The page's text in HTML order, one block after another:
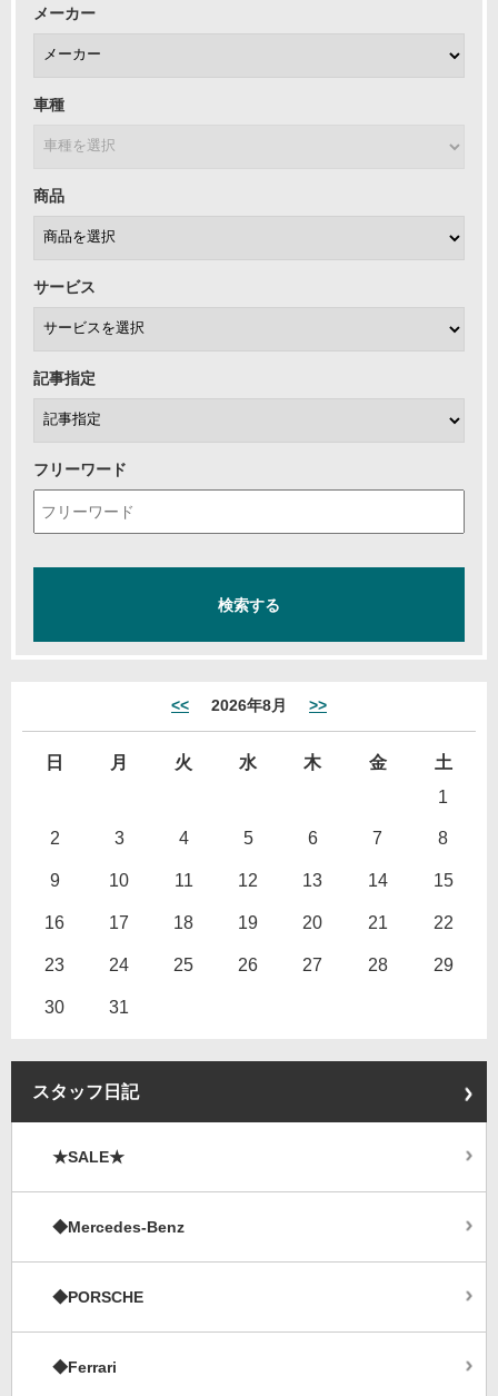
メーカー
車種
商品
サービス
記事指定
フリーワード
<< 2026年8月 >>
日 月 火 水 木 金
土
1
2 3 4 5 6 7 8
9 10 11 12 13 14 15
16 17 18 19 20 21 22
23 24 25 26 27 28 29
30 31
スタッフ日記
★SALE★
◆Mercedes-Benz
◆PORSCHE
◆Ferrari